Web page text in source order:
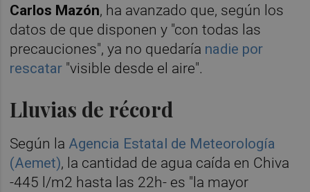
Carlos Mazón, ha avanzado que, según los
datos de que disponen y "con todas las
precauciones", ya no quedaría nadie por
rescatar "visible desde el aire".
Lluvias de récord
Según la Agencia Estatal de Meteorología
(Aemet), la cantidad de agua caída en Chiva
-445 l/m2 hasta las 22h- es "la mayor